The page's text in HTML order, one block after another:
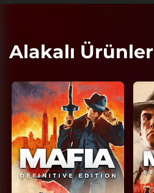
Alakalı Ürünler